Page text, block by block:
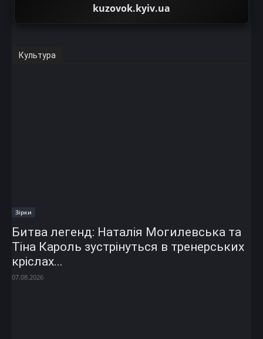
kuzovok.kyiv.ua
Культура
Зірки
Битва легенд: Наталія Могилевська та
Тіна Кароль зустрінуться в тренерських
кріслах...
07.08.2026